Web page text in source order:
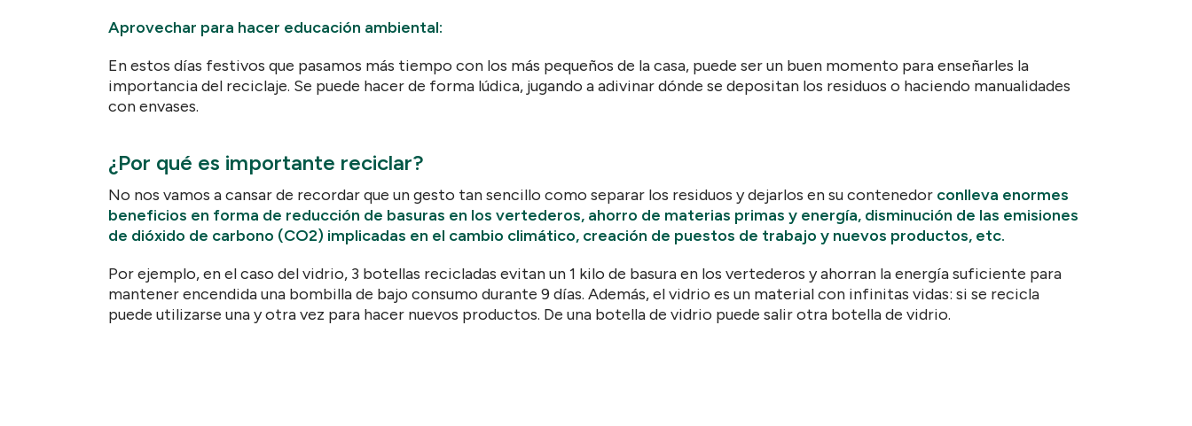
Aprovechar para hacer educación ambiental:
En estos días festivos que pasamos más tiempo con los más pequeños de la casa, puede ser un buen momento para enseñarles la
importancia del reciclaje. Se puede hacer de forma lúdica, jugando a adivinar dónde se depositan los residuos o haciendo manualidades
con envases.
¿Por qué es importante reciclar?
No nos vamos a cansar de recordar que un gesto tan sencillo como separar los residuos y dejarlos en su contenedor conlleva enormes
beneficios en forma de reducción de basuras en los vertederos, ahorro de materias primas y energía, disminución de las emisiones
de dióxido de carbono (CO2) implicadas en el cambio climático, creación de puestos de trabajo y nuevos productos, etc.
Por ejemplo, en el caso del vidrio, 3 botellas recicladas evitan un 1 kilo de basura en los vertederos y ahorran la energía suficiente para
mantener encendida una bombilla de bajo consumo durante 9 días. Además, el vidrio es un material con infinitas vidas: si se recicla
puede utilizarse una y otra vez para hacer nuevos productos. De una botella de vidrio puede salir otra botella de vidrio.